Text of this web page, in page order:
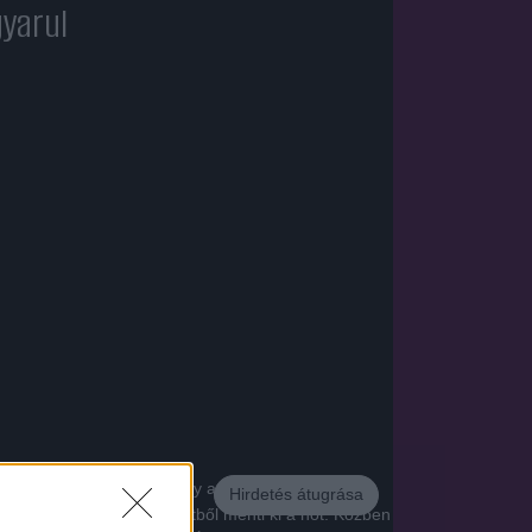
Hirdetés átugrása
beletörődni, hogy a nyomozás során
aki sok meleg helyzetből menti ki a nőt. Közben